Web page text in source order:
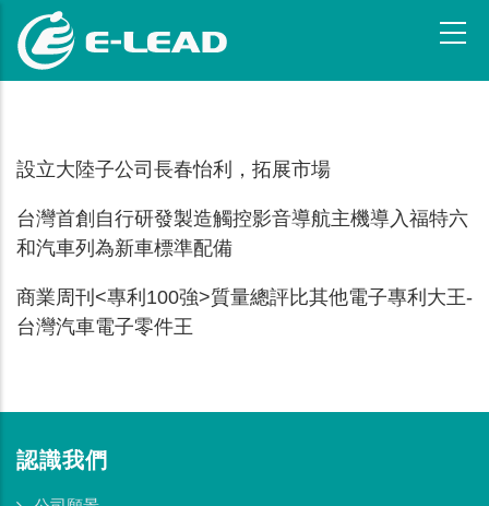
設立大陸子公司長春怡利，拓展市場
台灣首創自行研發製造觸控影音導航主機導入福特六
和汽車列為新車標準配備
商業周刊<專利100強>質量總評比其他電子專利大王-
台灣汽車電子零件王
認識我們